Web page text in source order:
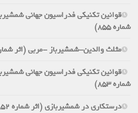
شماره 855)
مثلث والدین-شمشیرباز -مربی (اثر شماره 854)
شماره 853)
درستکاری در شمشیربازی (اثر شماره 852)